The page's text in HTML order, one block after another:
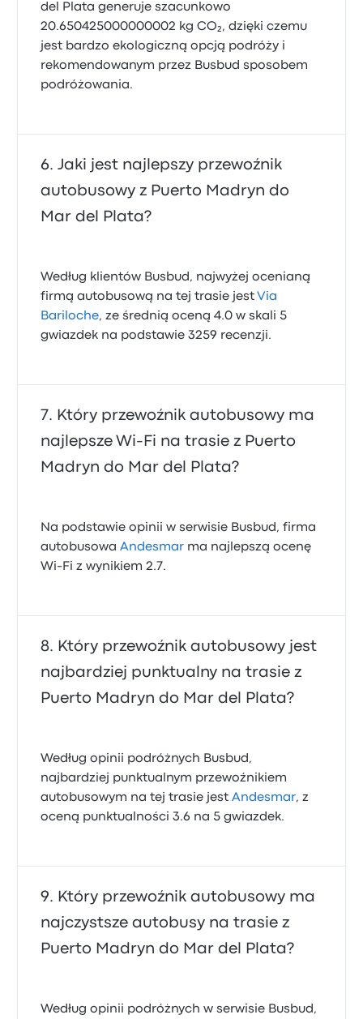
del Plata generuje szacunkowo
20.650425000000002 kg CO₂, dzięki czemu
jest bardzo ekologiczną opcją podróży i
rekomendowanym przez Busbud sposobem
podróżowania.
Jaki jest najlepszy przewoźnik
autobusowy z Puerto Madryn do
Mar del Plata?
Według klientów Busbud, najwyżej ocenianą
firmą autobusową na tej trasie jest Via
Bariloche, ze średnią oceną 4.0 w skali 5
gwiazdek na podstawie 3259 recenzji.
Który przewoźnik autobusowy ma
najlepsze Wi‑Fi na trasie z Puerto
Madryn do Mar del Plata?
Na podstawie opinii w serwisie Busbud, firma
autobusowaAndesmar ma najlepszą ocenę
Wi-Fi z wynikiem 2.7.
Który przewoźnik autobusowy jest
najbardziej punktualny na trasie z
Puerto Madryn do Mar del Plata?
Według opinii podróżnych Busbud,
najbardziej punktualnym przewoźnikiem
autobusowym na tej trasie jestAndesmar, z
oceną punktualności 3.6 na 5 gwiazdek.
Który przewoźnik autobusowy ma
najczystsze autobusy na trasie z
Puerto Madryn do Mar del Plata?
Według opinii podróżnych w serwisie Busbud,